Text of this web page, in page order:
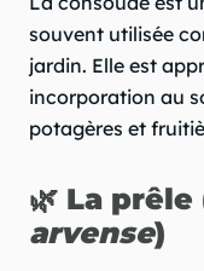
souvent utilisée
jardin. Elle est
incorporation au
potagères et
🌿 La prêle
arvense)